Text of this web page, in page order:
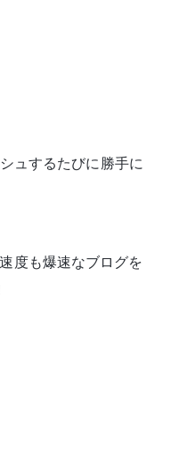
ュするたびに勝手に
度も爆速なブログを